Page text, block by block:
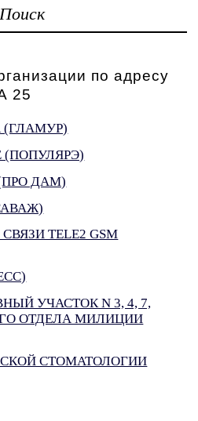
Поиск
по адресу
25
(ГЛАМУР)
(ПОПУЛЯРЭ)
ДАМ)
TELE2 GSM
УЧАСТОК N 3, 4, 7,
ОТДЕЛА МИЛИЦИИ
СТОМАТОЛОГИИ